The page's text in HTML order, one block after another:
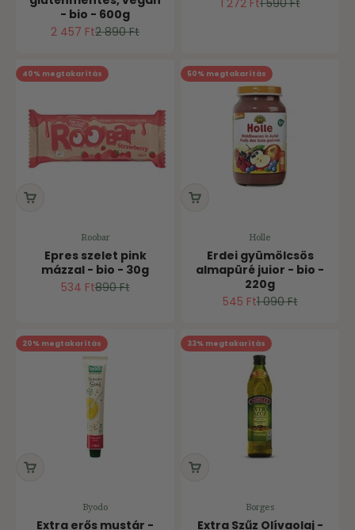
- bio - 600g
Ár
2 457 FtNormál ár
2 890 Ft
1 272 Ft1 590 Ft
40% megtakarítás
Roobar
Epres szelet pink
mázzal - bio - 30g
Ár
534 FtNormál ár
890 Ft
50% megtakarítás
Holle
Erdei gyümölcsös
almapüré juior - bio -
220g
Ár
545 FtNormál ár
1 090 Ft
20% megtakarítás
Byodo
Extra erős mustár -
33% megtakarítás
Borges
Extra Szűz Olívaolaj -